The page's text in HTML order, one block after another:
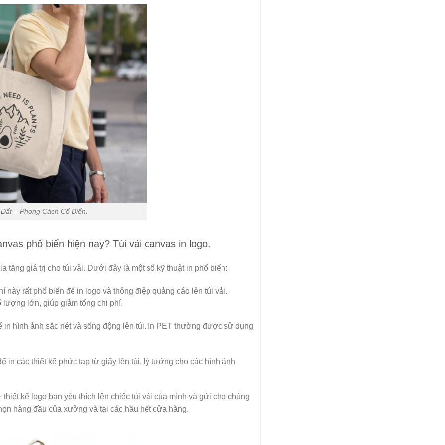
– Phong Cách Cổ Điển.
phổ biến hiện nay? Túi vải canvas in logo.
tăng giá trị cho túi vải. Dưới đây là một số kỹ thuật in phổ biến:
rất phổ biến để in logo và thông điệp quảng cáo lên túi vải.
lớn, giúp giảm tổng chi phí.
hình ảnh sắc nét và sống động lên túi. In PET thường được sử dụng
in các thiết kế phức tạp từ giấy lên túi, lý tưởng cho các hình ảnh
kế logo bạn yêu thích lên chiếc túi vải của mình và gửi cho chúng
hàng đầu của xưởng và tại các hầu hết cửa hàng.